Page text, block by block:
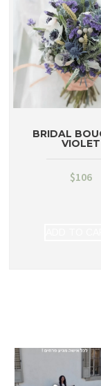
BRIDAL
VIOLET
$106